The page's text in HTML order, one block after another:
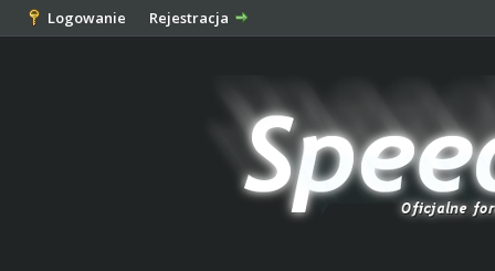
Logowanie Rejestracja